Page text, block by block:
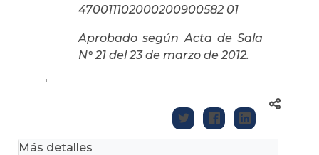
470011102000200900582 01
Aprobado según Acta de Sala
N° 21 del 23 de marzo de 2012.
'
Más detalles